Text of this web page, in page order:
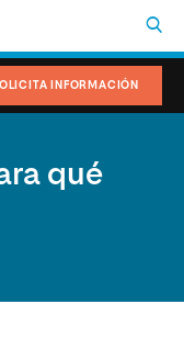
INFORMACIÓN
qué